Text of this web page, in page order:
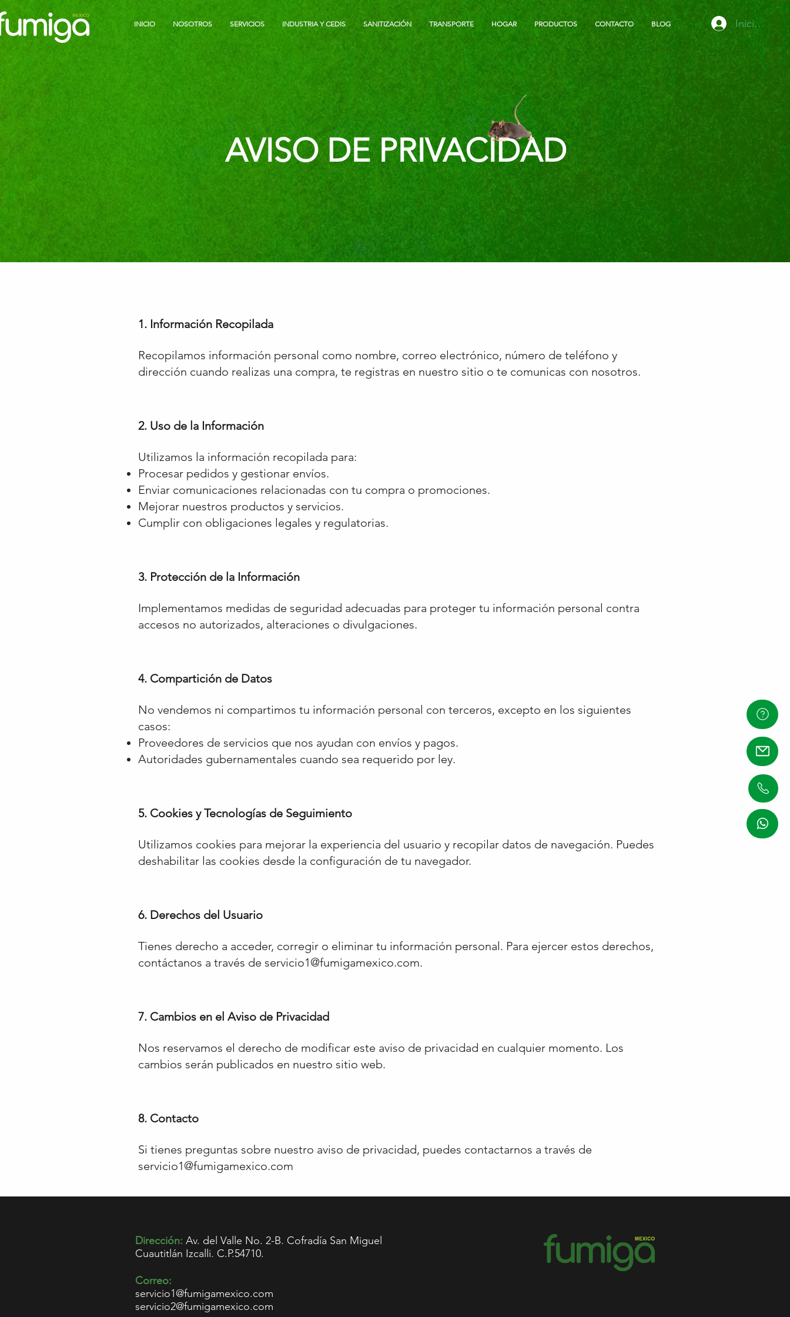
INICIO NOSOTROS SERVICIOS INDUSTRIA Y CEDIS SANITIZACIÓN TRANSPORTE HOGAR PRODUCTOS CONTACTO BLOG Iniciar
AVISO DE PRIVACIDAD
1. Información Recopilada
Recopilamos información personal como nombre, correo electrónico, número de teléfono y
dirección cuando realizas una compra, te registras en nuestro sitio o te comunicas con nosotros.
2. Uso de la Información
Utilizamos la información recopilada para:
Procesar pedidos y gestionar envíos.
Enviar comunicaciones relacionadas con tu compra o promociones.
Mejorar nuestros productos y servicios.
Cumplir con obligaciones legales y regulatorias.
3. Protección de la Información
Implementamos medidas de seguridad adecuadas para proteger tu información personal contra
accesos no autorizados, alteraciones o divulgaciones.
4. Compartición de Datos
No vendemos ni compartimos tu información personal con terceros, excepto en los siguientes
casos:
Proveedores de servicios que nos ayudan con envíos y pagos.
Autoridades gubernamentales cuando sea requerido por ley.
5. Cookies y Tecnologías de Seguimiento
Utilizamos cookies para mejorar la experiencia del usuario y recopilar datos de navegación. Puedes
deshabilitar las cookies desde la configuración de tu navegador.
6. Derechos del Usuario
Tienes derecho a acceder, corregir o eliminar tu información personal. Para ejercer estos derechos,
contáctanos a través de servicio1@fumigamexico.com.
7. Cambios en el Aviso de Privacidad
Nos reservamos el derecho de modificar este aviso de privacidad en cualquier momento. Los
cambios serán publicados en nuestro sitio web.
8. Contacto
Si tienes preguntas sobre nuestro aviso de privacidad, puedes contactarnos a través de
servicio1@fumigamexico.com
Dirección: Av. del Valle No. 2-B. Cofradía San Miguel
Cuautitlán Izcalli. C.P.54710.
Correo:
servicio1@fumigamexico.com
servicio2@fumigamexico.com